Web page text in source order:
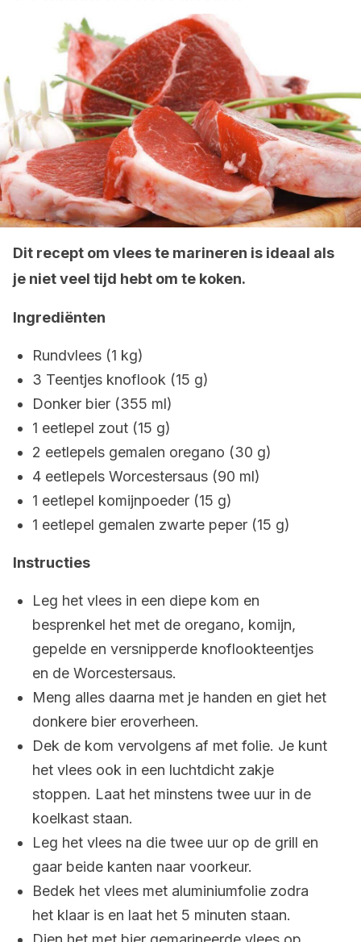
Dit recept om vlees te marineren is ideaal als
je niet veel tijd hebt om te koken.
Ingrediënten
Rundvlees (1 kg)
3 Teentjes knoflook (15 g)
Donker bier (355 ml)
1 eetlepel zout (15 g)
2 eetlepels gemalen oregano (30 g)
4 eetlepels Worcestersaus (90 ml)
1 eetlepel komijnpoeder (15 g)
1 eetlepel gemalen zwarte peper (15 g)
Instructies
Leg het vlees in een diepe kom en
besprenkel het met de oregano, komijn,
gepelde en versnipperde knoflookteentjes
en de Worcestersaus.
Meng alles daarna met je handen en giet het
donkere bier eroverheen.
Dek de kom vervolgens af met folie. Je kunt
het vlees ook in een luchtdicht zakje
stoppen. Laat het minstens twee uur in de
koelkast staan.
Leg het vlees na die twee uur op de grill en
gaar beide kanten naar voorkeur.
Bedek het vlees met aluminiumfolie zodra
het klaar is en laat het 5 minuten staan.